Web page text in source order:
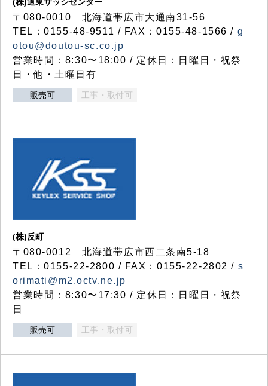
〒080-0010 北海道帯広市大通南31-56
TEL：0155-48-9511 / FAX：0155-48-1566 / g
otou@doutou-sc.co.jp
営業時間：8:30〜18:00 / 定休日：日曜日・祝祭
日・他・土曜日有
販売可 工事・取付可
(株)反町
〒080-0012 北海道帯広市西二条南5-18
TEL：0155-22-2800 / FAX：0155-22-2802 / s
orimati@m2.octv.ne.jp
営業時間：8:30〜17:30 / 定休日：日曜日・祝祭
日
販売可 工事・取付可